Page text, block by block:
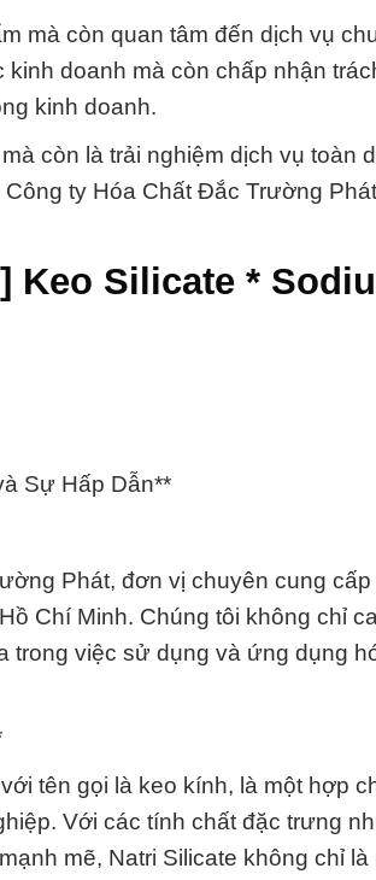
mà còn quan tâm đến dịch vụ
doanh mà còn chấp nhận
kinh doanh.
còn là trải nghiệm dịch vụ toàn
ty Hóa Chất Đắc Trường
Silicate *
Sự Hấp Dẫn**
Phát, đơn vị chuyên cung cấp
Chí Minh. Chúng tôi không chỉ
trong việc sử dụng và ứng dụng
tên gọi là keo kính, là một hợp
Với các tính chất đặc trưng
mẽ, Natri Silicate không chỉ là